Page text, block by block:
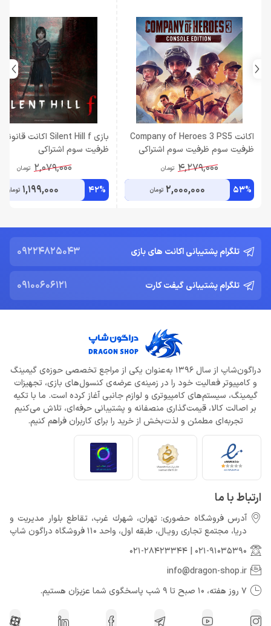
اکانت Company of Heroes 3 PS5
ظرفیت سوم ظرفیت سوم اشتراکی
4,279,000 تومان
53%
2,000,000 تومان
ظرفیت سوم اشتراکی
2,079,000 تومان
42%
1,199,000 تومان
تلگرام پشتیبانی اکانت های بازی 09224825043
تلگرام پشتیبانی گیفت کارت 09100606121
دراگون‌شاپ از سال 1396 به‌عنوان یکی از مراجع تخصصی حوزه‌ی گیمینگ
و کامپیوتر فعالیت خود را در زمینه‌ی عرضه‌ی کنسول‌های بازی، تجهیزات
گیمینگ، سیستم‌های کامپیوتری و لوازم جانبی آغاز کرده است. ما با تکیه
بر اصالت کالا، قیمت‌گذاری منصفانه و پشتیبانی حرفه‌ای، تلاش می‌کنیم
تجربه‌ای مطمئن و لذت‌بخش از خرید را برای کاربران فراهم کنیم.
ارتباط با ما
آدرس فروشگاه حضوری: تهران، شهرك غرب، تقاطع بلوار مدیریت و
دريا، مجتمع تجارى رويـال، طبقه اول، واحد 110 فروشگاه دراگون شاپ
021-91035390
021-28423344
info@dragon-shop.ir
7 روز هفته، 10 صبح تا 9 شب پاسخگوی شما عزیزان هستیم.